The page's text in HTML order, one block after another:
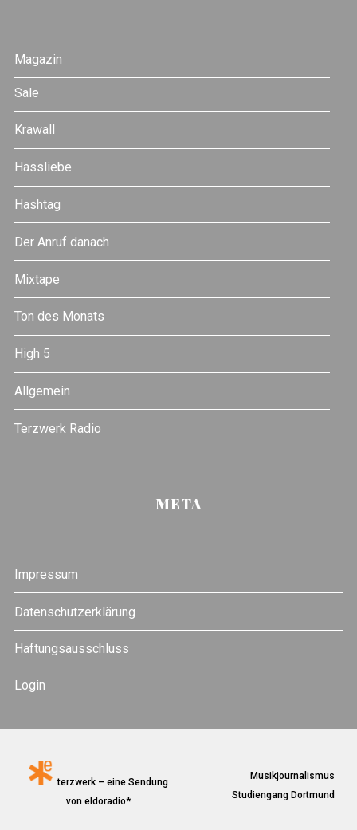
Magazin
Sale
Krawall
Hassliebe
Hashtag
Der Anruf danach
Mixtape
Ton des Monats
High 5
Allgemein
Terzwerk Radio
META
Impressum
Datenschutzerklärung
Haftungsausschluss
Login
terzwerk – eine Sendung
von eldoradio*
Musikjournalismus
Studiengang Dortmund